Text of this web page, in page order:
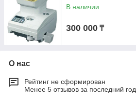
В наличии
300 000 ₸
О нас
Рейтинг не сформирован
Менее 5 отзывов за последний год